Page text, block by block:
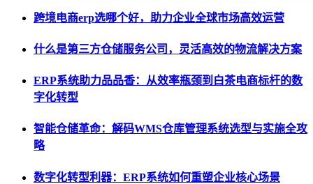
跨境电商erp选哪个好，助力企业全球市场高效运营
什么是第三方仓储服务公司，灵活高效的物流解决方案
ERP系统助力品品香：从效率瓶颈到白茶电商标杆的数
字化转型
智能仓储革命：解码WMS仓库管理系统选型与实施全攻
略
数字化转型利器：ERP系统如何重塑企业核心场景